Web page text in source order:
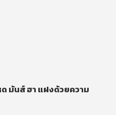
ด มันส์ ฮา แฝงด้วยความ